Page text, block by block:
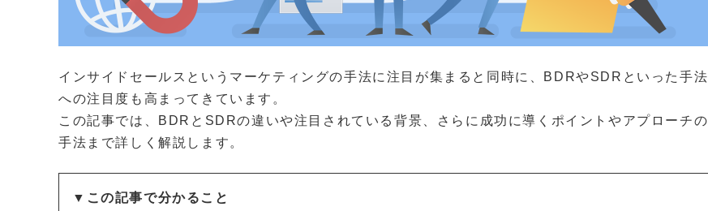
インサイドセールスというマーケティングの手法に注目が集まると同時に、BDRやSDRといった手法
への注目度も高まってきています。
この記事では、BDRとSDRの違いや注目されている背景、さらに成功に導くポイントやアプローチの
手法まで詳しく解説します。
▼この記事で分かること